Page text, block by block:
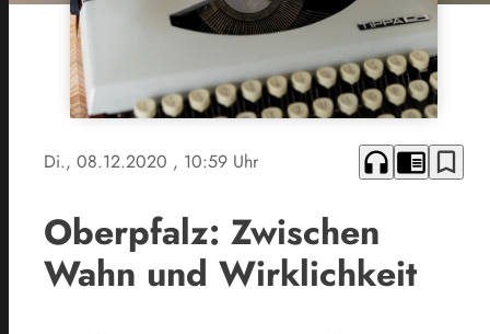
Di., 08.12.2020 , 10:59 Uhr headphones chrome_reader_mode bookmark_border
Oberpfalz: Zwischen
Wahn und Wirklichkeit